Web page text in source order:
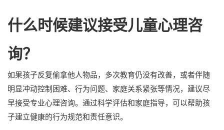
什么时候建议接受儿童心理咨
询？
如果孩子反复偷拿他人物品，多次教育仍没有改善，或者伴随
明显冲动控制困难、行为问题、家庭关系紧张等情况，建议尽
早接受专业心理咨询。通过科学评估和家庭指导，可以帮助孩
子建立健康的行为规范和责任意识。